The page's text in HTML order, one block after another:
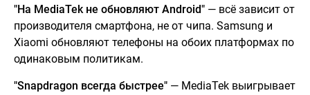
"На MediaTek не обновляют Android" — всё зависит от
производителя смартфона, не от чипа. Samsung и
Xiaomi обновляют телефоны на обоих платформах по
одинаковым политикам.
"Snapdragon всегда быстрее" — MediaTek выигрывает